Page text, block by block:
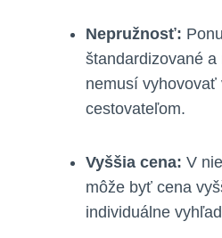
Nepružnosť:
štandardizované
nemusí vyhovovať
cestovateľom.
Vyššia cena: V
môže byť cena
individuálne